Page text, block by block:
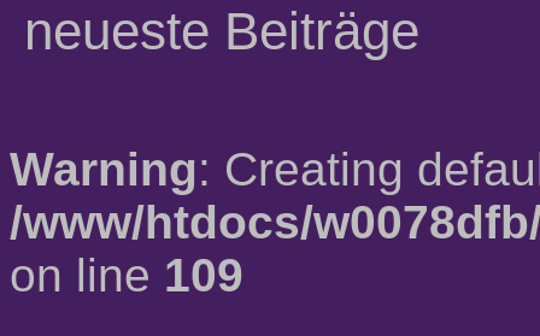
neueste Beiträge
Warning: Creating
/www/htdocs/
on line 109